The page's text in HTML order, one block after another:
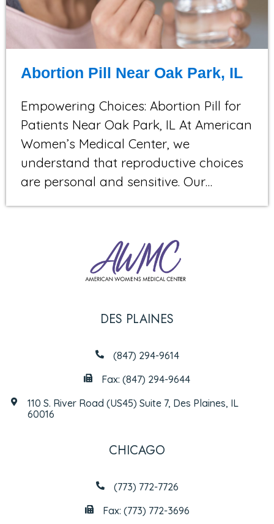
Abortion Pill Near Oak Park, IL
Empowering Choices: Abortion Pill for
Patients Near Oak Park, IL At American
Women’s Medical Center, we
understand that reproductive choices
are personal and sensitive. Our…
DES PLAINES
(847) 294-9614
Fax: (847) 294-9644
110 S. River Road (US45) Suite 7, Des Plaines, IL
60016
CHICAGO
(773) 772-7726
Fax: (773) 772-3696